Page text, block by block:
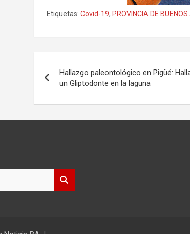
Etiquetas: Covid-19, PROVINCIA DE BUENOS
de
entradas
Hallazgo paleontológico en Pigüé:
un Gliptodonte en la laguna